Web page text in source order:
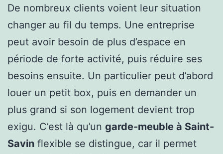
De nombreux clients voient leur situation
changer au fil du temps. Une entreprise
peut avoir besoin de plus d’espace en
période de forte activité, puis réduire ses
besoins ensuite. Un particulier peut d’abord
louer un petit box, puis en demander un
plus grand si son logement devient trop
exigu. C’est là qu’un garde-meuble à Saint-
Savin flexible se distingue, car il permet